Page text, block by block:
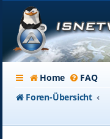
Home FAQ
Foren-Übersicht